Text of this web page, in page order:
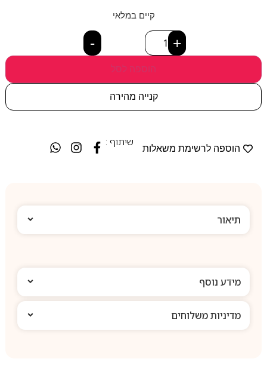
קיים במלאי
- +
הוספה לסל
קנייה מהירה
הוספה לרשימת משאלות
שיתוף :
תיאור
מידע נוסף
מדיניות משלוחים